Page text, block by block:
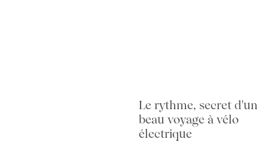
Le rythme, secret d'un
beau voyage à vélo
électrique